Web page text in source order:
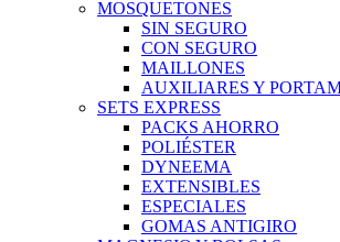
MOSQUETONES
SIN SEGURO
CON SEGURO
MAILLONES
AUXILIARES Y
SETS EXPRESS
PACKS AHORRO
POLIÉSTER
DYNEEMA
EXTENSIBLES
ESPECIALES
GOMAS ANTIGIRO